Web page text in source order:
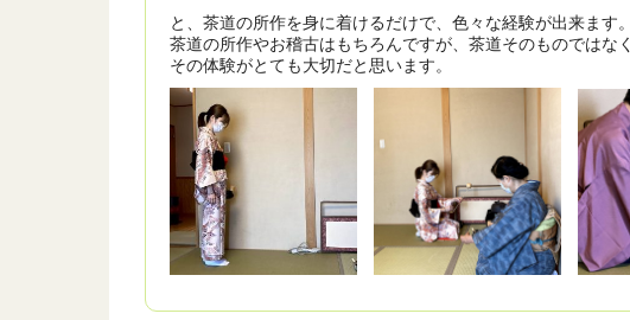
と、茶道の所作を身に着けるだけで、色々な経験が出来ます。
茶道の所作やお稽古はもちろんですが、茶道そのものではなく
その体験がとても大切だと思います。